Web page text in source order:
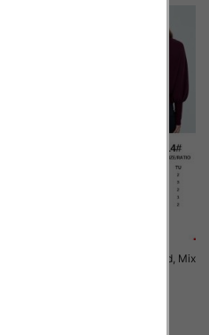
Bluzki damskie Roz Standard, Mix